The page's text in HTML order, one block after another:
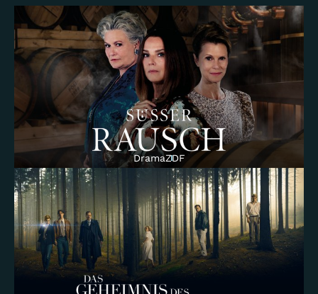
Ohne Schnitzel geht es nicht
ComedyDas Erste
Drama ZDF
Tatort Münster
CrimeDas Erste
Tatort Köln
Crime Das Erste
Makellos - Eine kurze Welle des Glücks
DramaDas Erste
Drive - The Pretenders (AT)
Prime Video
DramaZDF